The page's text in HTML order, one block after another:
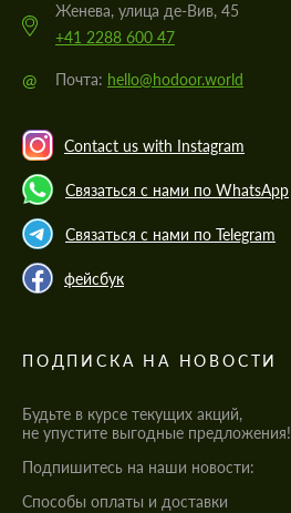
Женева, улица де-Вив, 45
+41 2288 600 47
@ Почта: hello@hodoor.world
Contact us with Instagram
Связаться с нами по WhatsApp
Связаться с нами по Telegram
фейсбук
ПОДПИСКА НА НОВОСТИ
Будьте в курсе текущих акций,
не упустите выгодные предложения!
Подпишитесь на наши новости:
Cпособы оплаты и доставки